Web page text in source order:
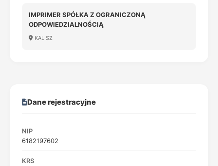
IMPRIMER SPÓŁKA Z OGRANICZONĄ
ODPOWIEDZIALNOŚCIĄ
KALISZ
Dane rejestracyjne
NIP
6182197602
KRS